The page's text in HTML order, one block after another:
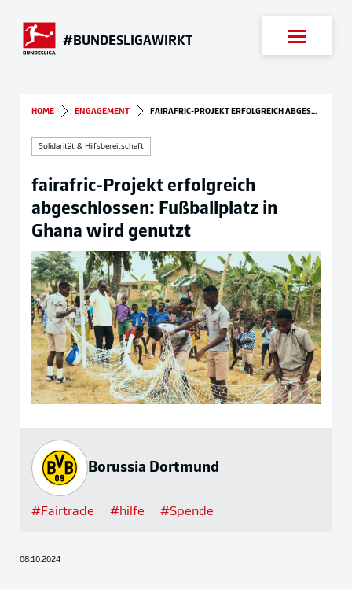
#BUNDESLIGAWIRKT
Suche
HOME ENGAGEMENT FAIRAFRIC-PROJEKT ERFOLGREICH ABGESCHLOSSEN: FUSSBALLPLATZ IN GHANA WIRD GENUTZT
Solidarität & Hilfsbereitschaft
fairafric-Projekt erfolgreich
abgeschlossen: Fußballplatz in
Ghana wird genutzt
Borussia Dortmund
#Fairtrade #hilfe #Spende
08.10.2024